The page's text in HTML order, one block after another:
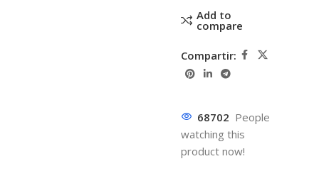
Add to
compare
Compartir:
68702 People
watching this
product now!